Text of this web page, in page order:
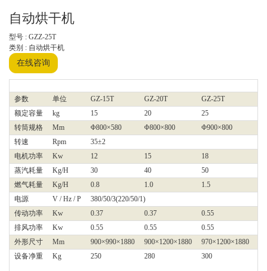
自动烘干机
型号 : GZZ-25T
类别 : 自动烘干机
在线咨询
参数 单位 GZ-15T GZ-20T GZ-25T
额定容量
kg 15 20 25
转筒规格
Mm Φ800×580 Φ800×800 Φ900×800
转速
Rpm
35±2
电机功率
Kw 12 15 18
蒸汽耗量
Kg/H 30 40 50
燃气耗量
Kg/H 0.8 1.0 1.5
电源
V / Hz / P 380/50/3(220/50/1)
传动功率
Kw 0.37 0.37 0.55
排风功率
Kw 0.55 0.55 0.55
外形尺寸
Mm 900×990×1880 900×1200×1880 970×1200×1880
设备净重
Kg 250 280 300